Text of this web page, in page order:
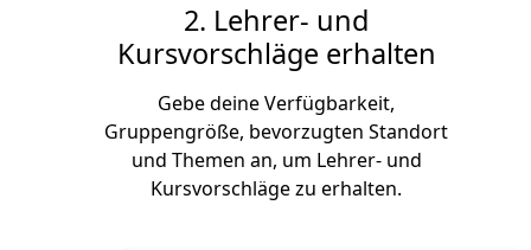
2. Lehrer- und
Kursvorschläge erhalten
Gebe deine Verfügbarkeit,
Gruppengröße, bevorzugten Standort
und Themen an, um Lehrer- und
Kursvorschläge zu erhalten.